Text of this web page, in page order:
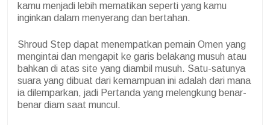
kamu menjadi lebih mematikan seperti yang kamu
inginkan dalam menyerang dan bertahan.
Shroud Step dapat menempatkan pemain Omen yang
mengintai dan mengapit ke garis belakang musuh atau
bahkan di atas site yang diambil musuh. Satu-satunya
suara yang dibuat dari kemampuan ini adalah dari mana
ia dilemparkan, jadi Pertanda yang melengkung benar-
benar diam saat muncul.